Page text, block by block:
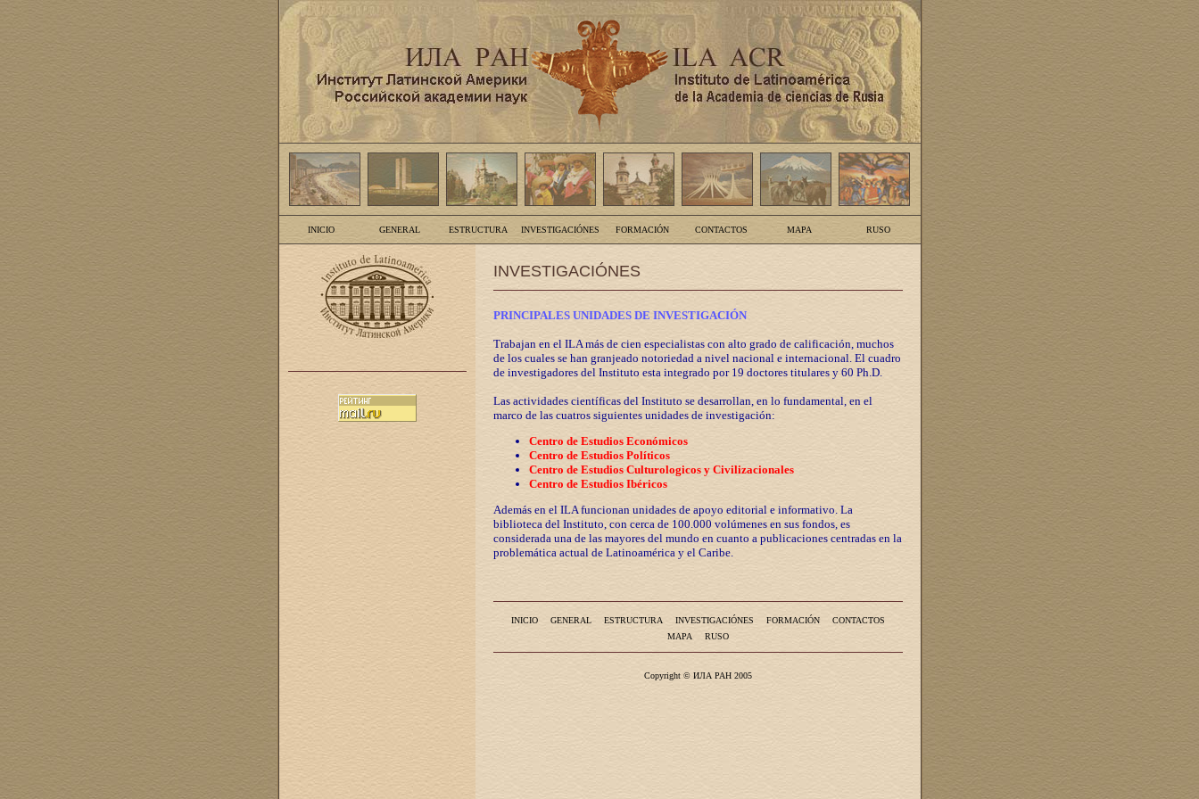
INICIO GENERAL ESTRUCTURA INVESTIGACIÓNES FORMACIÓN CONTACTOS MAPA RUSO
INVESTIGACIÓNES
PRINCIPALES UNIDADES DE INVESTIGACIÓN
Trabajan en el ILA más de cien especialistas con alto grado de calificación, muchos
de los cuales se han granjeado notoriedad a nivel nacional e internacional. El cuadro
de investigadores del Instituto esta integrado por 19 doctores titulares y 60 Ph.D.
Las actividades científicas del Instituto se desarrollan, en lo fundamental, en el
marco de las cuatros siguientes unidades de investigación:
Centro de Estudios Económicos
Centro de Estudios Políticos
Centro de Estudios Culturologicos y Civilizacionales
Centro de Estudios Ibéricos
Además en el ILA funcionan unidades de apoyo editorial e informativo. La
biblioteca del Instituto, con cerca de 100.000 volúmenes en sus fondos, es
considerada una de las mayores del mundo en cuanto a publicaciones centradas en la
problemática actual de Latinoamérica y el Caribe.
INICIO GENERAL ESTRUCTURA INVESTIGACIÓNES FORMACIÓN
CONTACTOS
MAPA
RUSO
Copyright © ИЛА РАН 2005